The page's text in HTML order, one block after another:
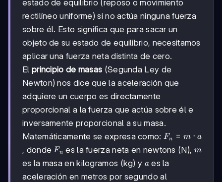
estado de equilibrio (reposo o movimiento
rectilíneo uniforme) si no actúa ninguna fuerza
sobre él. Esto significa que para sacar un
objeto de su estado de equilibrio, necesitamos
aplicar una fuerza neta distinta de cero.
El principio de masas (Segunda Ley de
Newton) nos dice que la aceleración que
adquiere un cuerpo es directamente
proporcional a la fuerza que actúa sobre él e
inversamente proporcional a su masa.
Matemáticamente se expresa como: F_n
= m
\cdot
a
Fn = m ⋅ a
, dondeF_n
Fn es la fuerza neta en newtons (N), m
m
es la masa en kilogramos (kg) y a
aes la
aceleración en metros por segundo al